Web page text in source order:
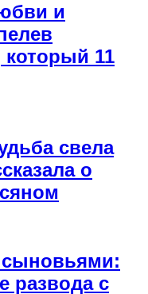
и
который 11
свела
о
развода с